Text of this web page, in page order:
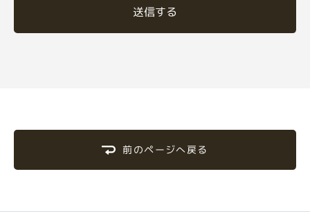
送信する
前のページへ戻る